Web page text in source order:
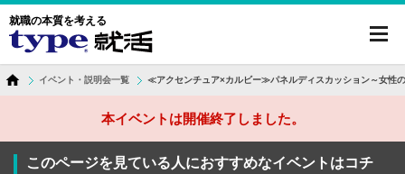
就職の本質を考える
イベント・説明会一覧 ≪アクセンチュア×カルビー≫パネルディスカッション～女性
本イベントは開催終了しました。
このページを見ている人におすすめなイベントはコチ